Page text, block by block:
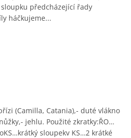
předcházející řady
háčkujeme...
(Camilla, Catania),- duté vlákno
jehlu. Použité zkratky:ŘO…
sloupekv KS…2 krátké